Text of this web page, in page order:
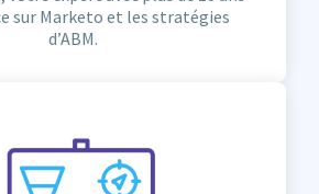
sur Marketo et les stratégies
d’ABM.